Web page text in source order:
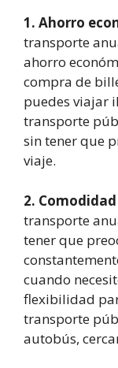
1. Ahorro
transporte
ahorro
compra de
puedes viajar
transporte
sin tener que
viaje.
2.
transporte
tener que
cuando
flexibilidad
transporte
autobús,